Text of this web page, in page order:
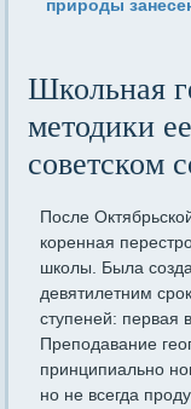
природы
Школьная
методики
советском
После
коренная
школы. Была
девятилетним
ступеней: первая
Преподавание
принципиально
но не всегда